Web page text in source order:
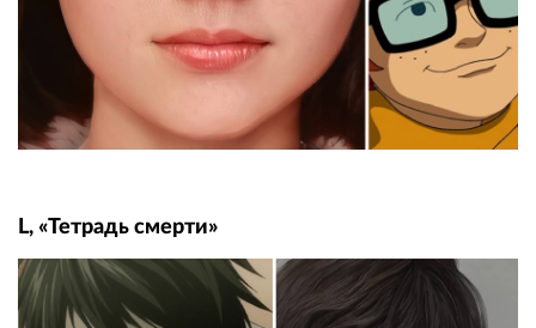
L, «Тетрадь смерти»